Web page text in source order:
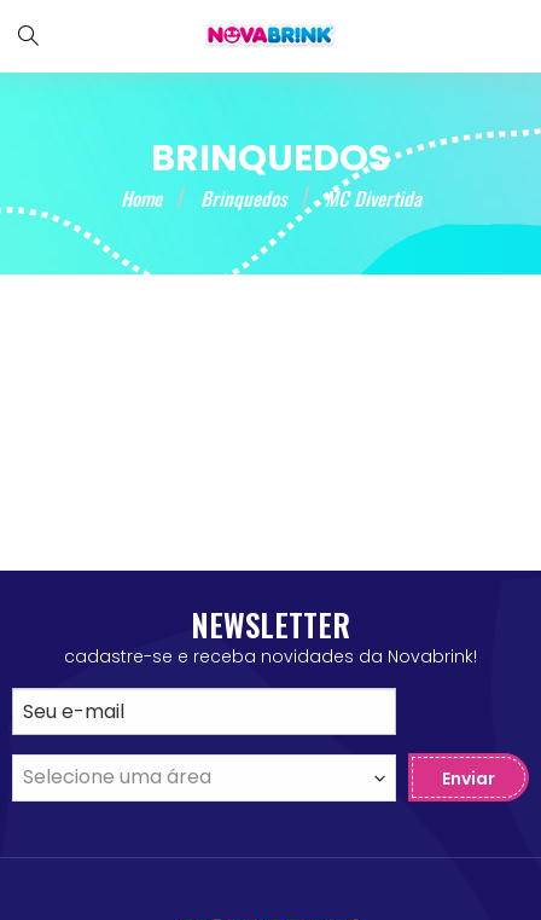
BRINQUEDOS
Home Brinquedos MC Divertida
NEWSLETTER
cadastre-se e receba novidades da Novabrink!
Enviar